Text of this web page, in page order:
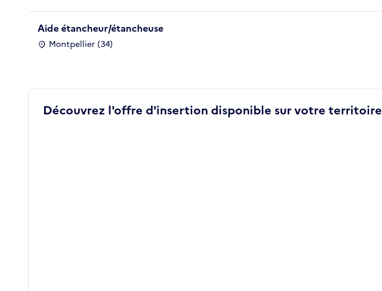
Aide étancheur/étancheuse
Montpellier (34)
Découvrez l'offre d'insertion disponible sur votre territoire